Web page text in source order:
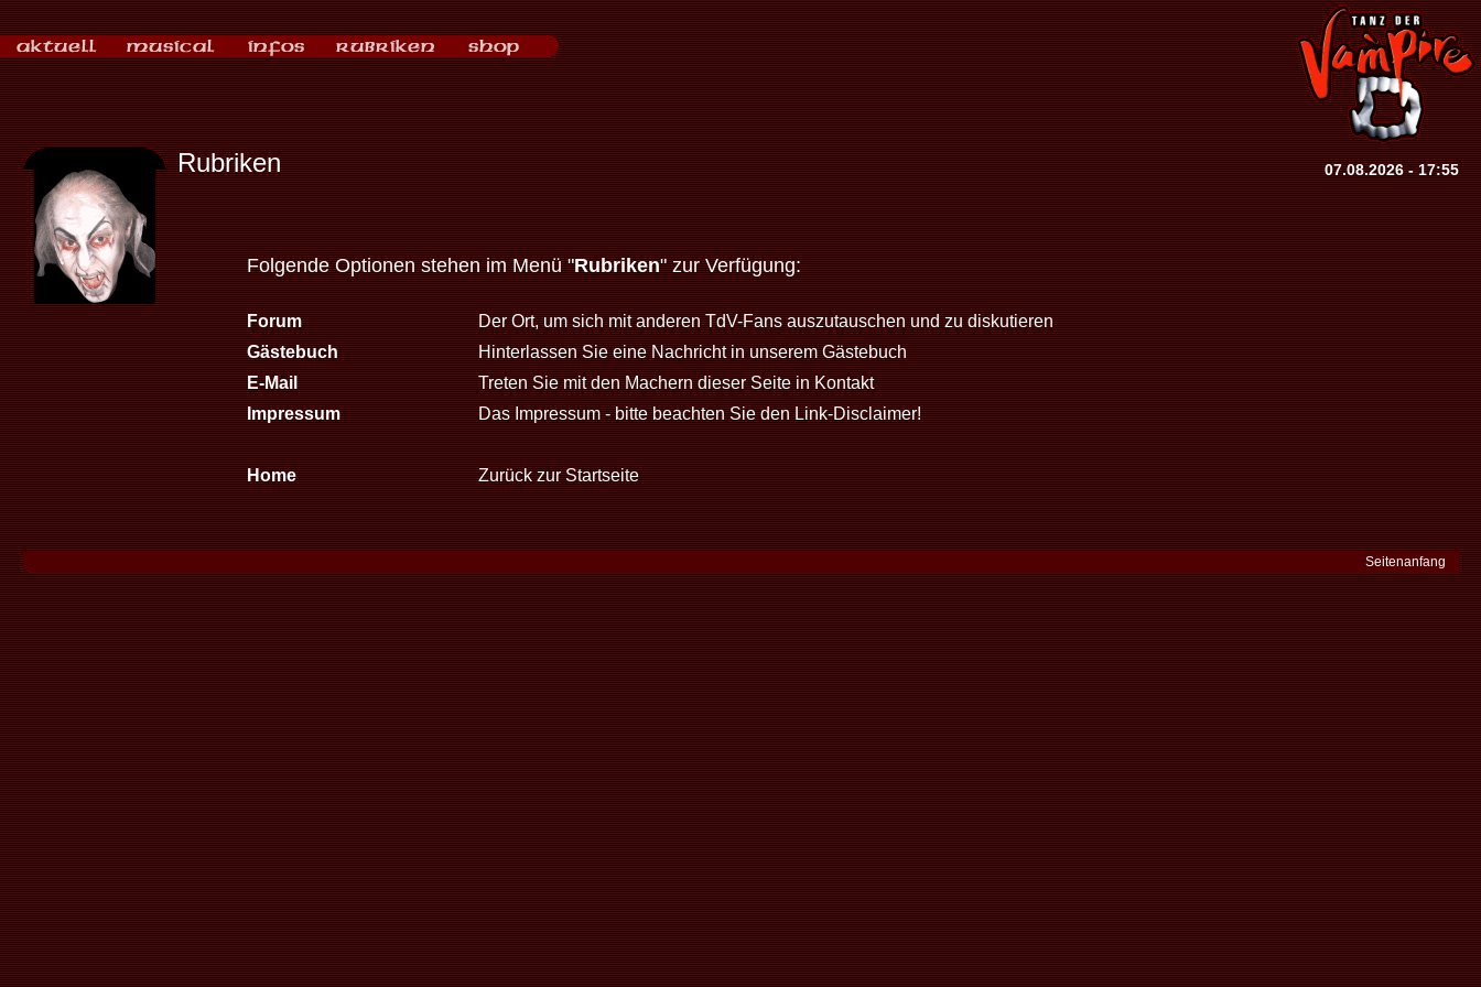
Rubriken 07.08.2026 - 17:55
Folgende Optionen stehen im Menü "Rubriken" zur Verfügung:
Forum
Der Ort, um sich mit anderen TdV-Fans auszutauschen und zu diskutieren
Gästebuch
Hinterlassen Sie eine Nachricht in unserem Gästebuch
E-Mail
Treten Sie mit den Machern dieser Seite in Kontakt
Impressum
Das Impressum - bitte beachten Sie den Link-Disclaimer!
Home Zurück zur Startseite
Seitenanfang